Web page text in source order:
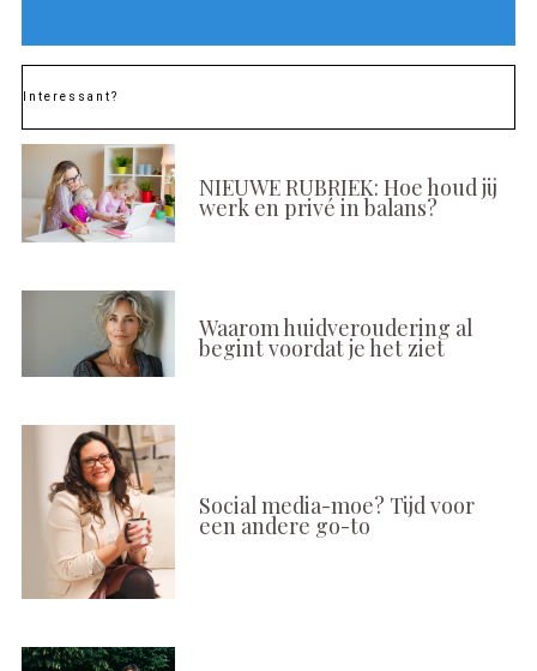
Interessant?
NIEUWE RUBRIEK: Hoe houd jij
werk en privé in balans?
Waarom huidveroudering al
begint voordat je het ziet
Social media-moe? Tijd voor
een andere go-to